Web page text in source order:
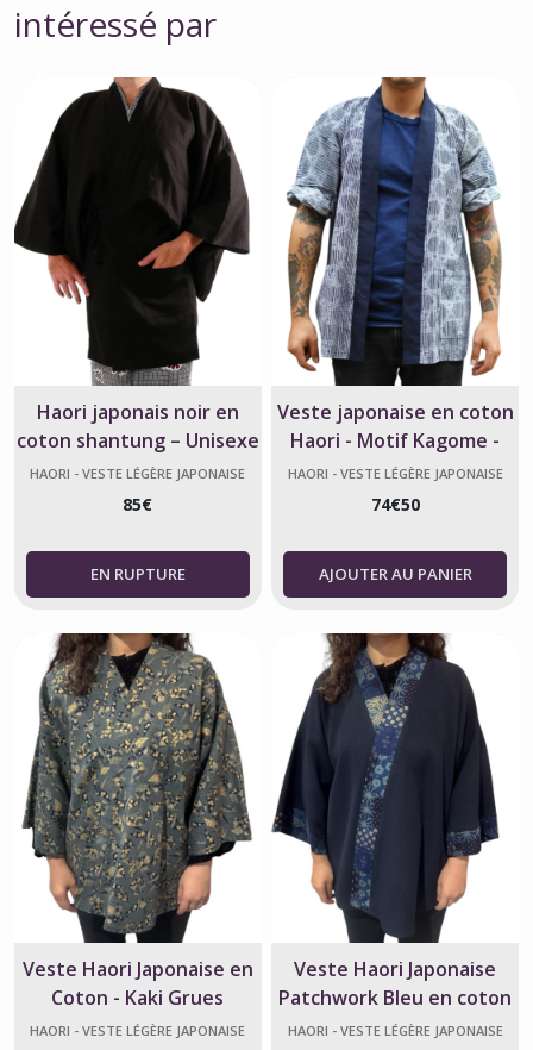
intéressé par
Haori japonais noir en
coton shantung – Unisexe
– Fabriqué au Japon
HAORI - VESTE LÉGÈRE JAPONAISE
85€
Veste japonaise en coton
Haori - Motif Kagome -
Fabriqué au Japon
HAORI - VESTE LÉGÈRE JAPONAISE
74€50
AJOUTER AU PANIER
Veste Haori Japonaise en
Coton - Kaki Grues
Origami
HAORI - VESTE LÉGÈRE JAPONAISE
Veste Haori Japonaise
Patchwork Bleu en coton
HAORI - VESTE LÉGÈRE JAPONAISE